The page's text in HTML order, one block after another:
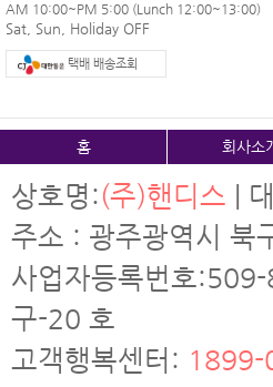
AM 10:00~PM 5:00 (Lunch 12:00~13:00)
Sat, Sun, Holiday OFF
택배 배송조회
홈 회사소
상호명:(주)핸디스 |
주소 : 광주광역시 북
사업자등록번호
구-20 호
고객행복센터: 1899-